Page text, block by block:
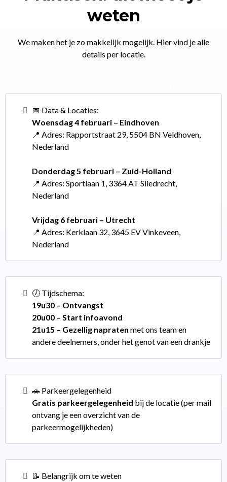
weten
We maken het je zo makkelijk mogelijk. Hier vind je alle
details per locatie.
📅 Data & Locaties:
Woensdag 4 februari – Eindhoven
📍 Adres: Rapportstraat 29, 5504 BN Veldhoven,
Nederland
Donderdag 5 februari – Zuid-Holland
📍 Adres: Sportlaan 1, 3364 AT Sliedrecht,
Nederland
Vrijdag 6 februari – Utrecht
📍 Adres: Kerklaan 32, 3645 EV Vinkeveen,
Nederland
🕖 Tijdschema:
19u30 – Ontvangst
20u00 – Start infoavond
21u15 – Gezellig napraten met ons team en
andere deelnemers, onder het genot van een drankje
🚗 Parkeergelegenheid
Gratis parkeergelegenheid bij de locatie (per mail
ontvang je een overzicht van de
parkeermogelijkheden)
📝 Belangrijk om te weten